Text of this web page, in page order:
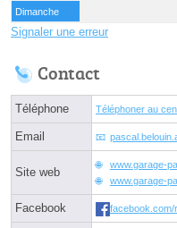
Dimanche
Signaler une erreur
Contact
Téléphone Téléphoner au
Email
Site web
www.garage-
www.garage-
Facebook facebook.com/